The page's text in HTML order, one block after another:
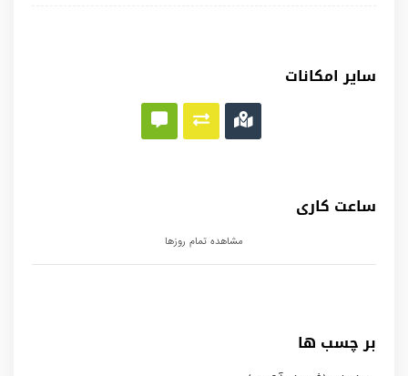
سایر امکانات
ساعت کاری
مشاهده تمام روزها
بر چسب ها